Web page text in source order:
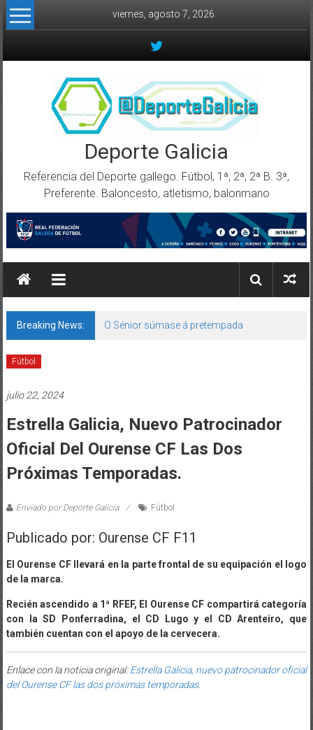
Skip to content
viernes, agosto 7, 2026
Deporte Galicia
Referencia del Deporte gallego. Fútbol, 1ª, 2ª, 2ª B. 3ª,
Preferente. Baloncesto, atletismo, balonmano
Breaking News: O Sénior súmase á pretempada
Fútbol
julio 22, 2024
Estrella Galicia, Nuevo Patrocinador
Oficial Del Ourense CF Las Dos
Próximas Temporadas.
Enviado por:Deporte Galicia Fútbol
Publicado por: Ourense CF F11
El Ourense CF llevará en la parte frontal de su equipación el logo
de la marca.
Recién ascendido a 1ª RFEF, El Ourense CF compartirá categoría
con la SD Ponferradina, el CD Lugo y el CD Arenteiro, que
también cuentan con el apoyo de la cervecera.
Enlace con la noticia original:Estrella Galicia, nuevo patrocinador oficial
del Ourense CF las dos próximas temporadas.